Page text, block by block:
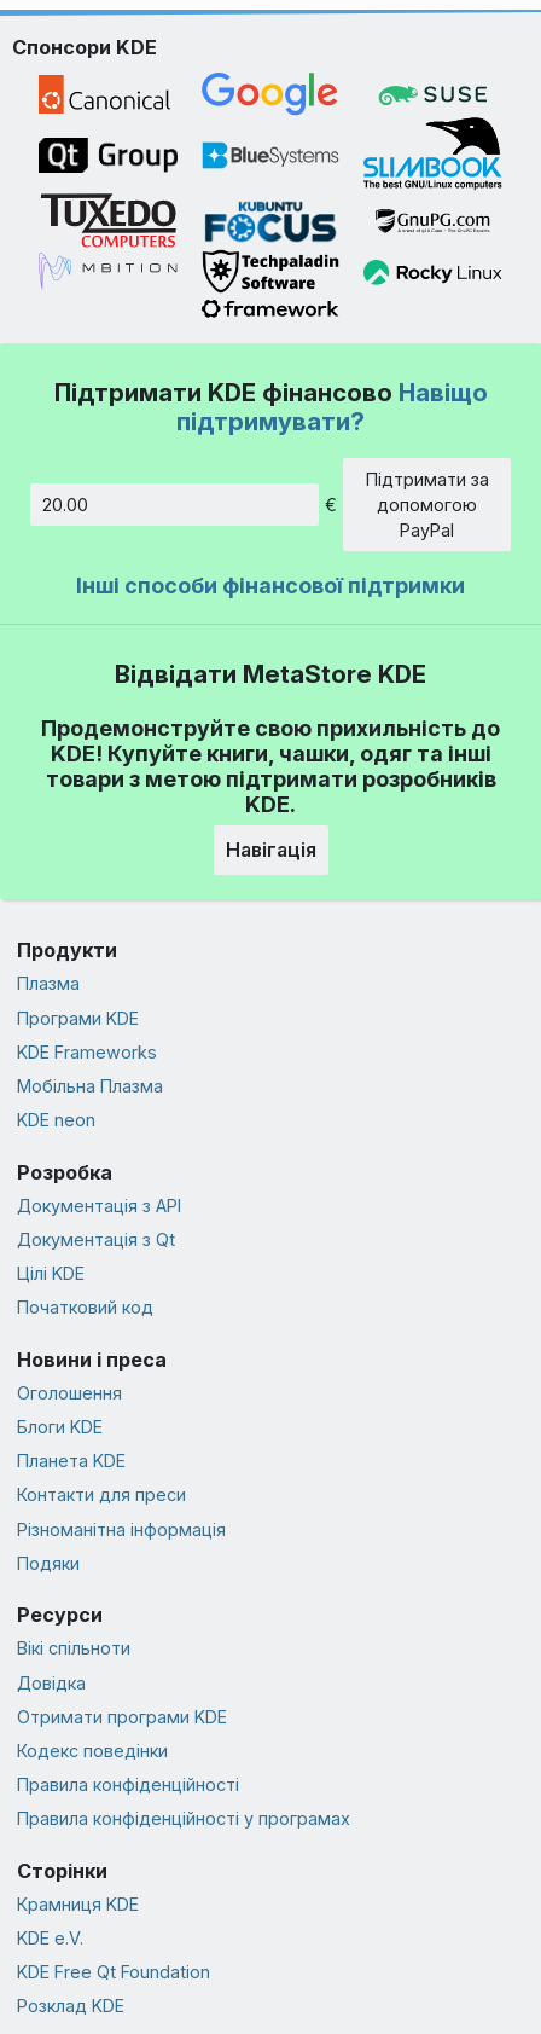
Спонсори KDE
Підтримати KDE фінансово Навіщо
підтримувати?
€
Підтримати за
допомогою
PayPal
Інші способи фінансової підтримки
Відвідати MetaStore KDE
Продемонструйте свою прихильність до
KDE! Купуйте книги, чашки, одяг та інші
товари з метою підтримати розробників
KDE.
Навігація
Продукти
Плазма
Програми KDE
KDE Frameworks
Мобільна Плазма
KDE neon
Розробка
Документація з API
Документація з Qt
Цілі KDE
Початковий код
Новини і преса
Оголошення
Блоги KDE
Планета KDE
Контакти для преси
Різноманітна інформація
Подяки
Ресурси
Вікі спільноти
Довідка
Отримати програми KDE
Кодекс поведінки
Правила конфіденційності
Правила конфіденційності у програмах
Сторінки
Крамниця KDE
KDE e.V.
KDE Free Qt Foundation
Розклад KDE